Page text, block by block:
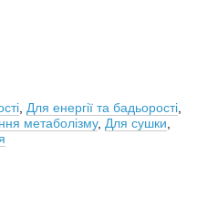
Для енергії та бадьорості
метаболізму, Для сушки